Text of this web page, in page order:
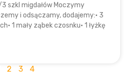
szkl migdałów Moczymy
i odsączamy, dodajemy:​• 3
1 mały ząbek czosnku• 1 łyżkę
2 3 4